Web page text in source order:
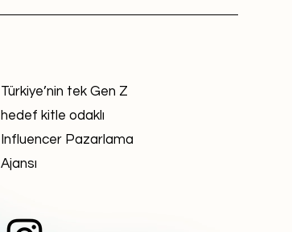
Türkiye’nin tek Gen Z
hedef kitle odaklı
Influencer Pazarlama
Ajansı